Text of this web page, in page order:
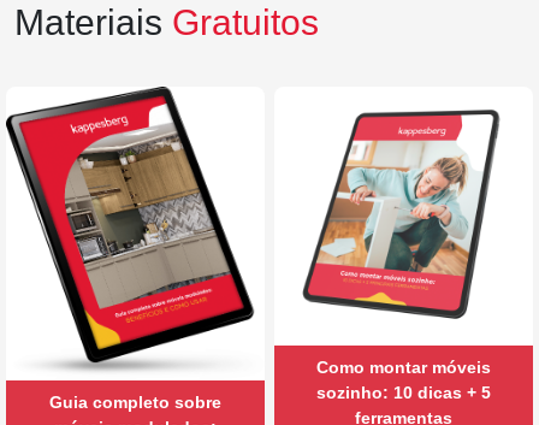
Materiais Gratuitos
Guia completo sobre
Como montar móveis
sozinho: 10 dicas + 5
ferramentas